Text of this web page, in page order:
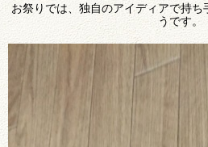
お祭りでは、独自のアイディアで持
うです。